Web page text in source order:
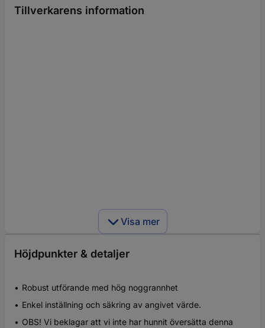
Tillverkarens information
Visa mer
Höjdpunkter & detaljer
Robust utförande med hög noggrannhet
Enkel inställning och säkring av angivet värde.
OBS! Vi beklagar att vi inte har hunnit översätta denna